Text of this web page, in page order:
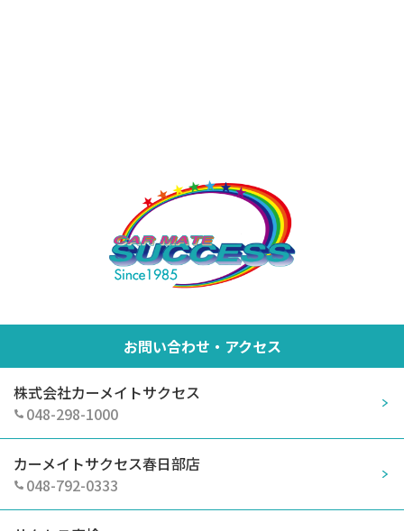
お問い合わせ・アクセス
株式会社カーメイトサクセス
048-298-1000
カーメイトサクセス春日部店
048-792-0333